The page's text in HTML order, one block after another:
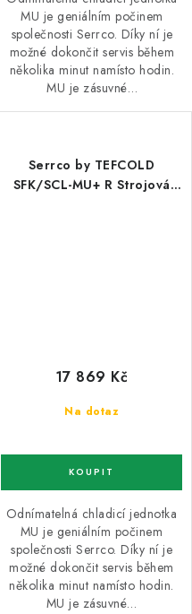
MU je geniálním počinem
společnosti Serrco. Díky ní je
možné dokončit servis během
několika minut namísto hodin.
MU je zásuvné…
Serrco by TEFCOLD
SFK/SCL-MU+ R Strojová
Na dotaz
17 869 Kč
Odnímatelná chladicí jednotka
MU je geniálním počinem
společnosti Serrco. Díky ní je
možné dokončit servis během
několika minut namísto hodin.
MU je zásuvné…